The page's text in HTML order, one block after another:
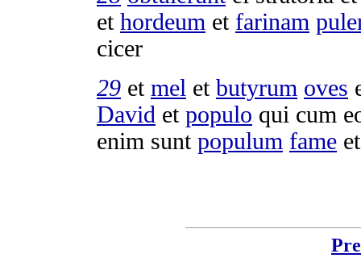
et hordeum et farinam
cicer
29 et mel et butyrum oves
David et populo qui cum
enim sunt populum fame